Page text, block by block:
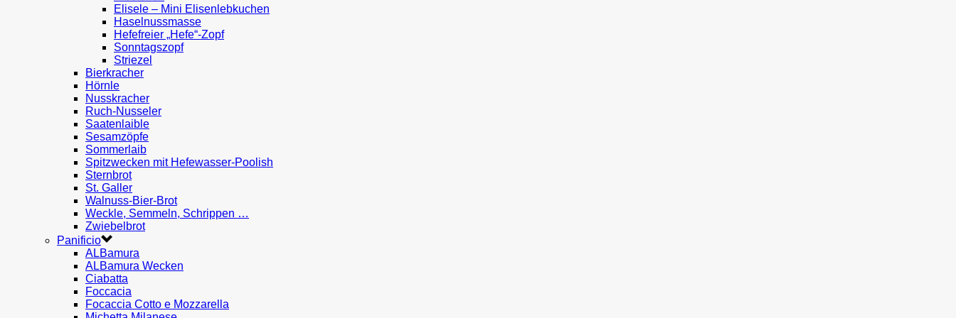
Elisele – Mini Elisenlebkuchen
Haselnussmasse
Hefefreier „Hefe“-Zopf
Sonntagszopf
Striezel
Bierkracher
Hörnle
Nusskracher
Ruch-Nusseler
Saatenlaible
Sesamzöpfe
Sommerlaib
Spitzwecken mit Hefewasser-Poolish
Sternbrot
St. Galler
Walnuss-Bier-Brot
Weckle, Semmeln, Schrippen …
Zwiebelbrot
Panificio
ALBamura
ALBamura Wecken
Ciabatta
Foccacia
Focaccia Cotto e Mozzarella